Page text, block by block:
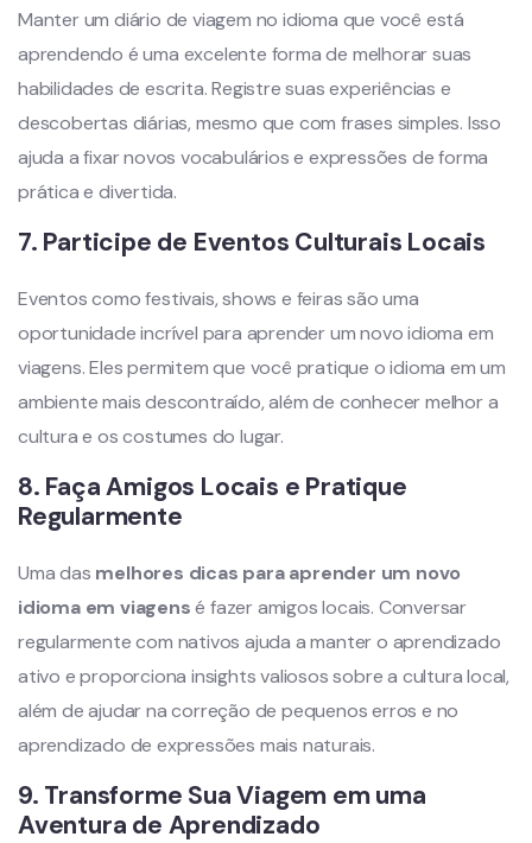
Manter um diário de viagem no idioma que você está
aprendendo é uma excelente forma de melhorar suas
habilidades de escrita. Registre suas experiências e
descobertas diárias, mesmo que com frases simples. Isso
ajuda a fixar novos vocabulários e expressões de forma
prática e divertida.
7. Participe de Eventos Culturais Locais
Eventos como festivais, shows e feiras são uma
oportunidade incrível para aprender um novo idioma em
viagens. Eles permitem que você pratique o idioma em um
ambiente mais descontraído, além de conhecer melhor a
cultura e os costumes do lugar.
8. Faça Amigos Locais e Pratique
Regularmente
Uma das melhores dicas para aprender um novo
idioma em viagensé fazer amigos locais. Conversar
regularmente com nativos ajuda a manter o aprendizado
ativo e proporciona insights valiosos sobre a cultura local,
além de ajudar na correção de pequenos erros e no
aprendizado de expressões mais naturais.
9. Transforme Sua Viagem em uma
Aventura de Aprendizado